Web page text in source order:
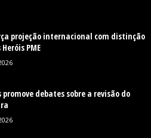
projeção internacional com distinção
PME
debates sobre a revisão do